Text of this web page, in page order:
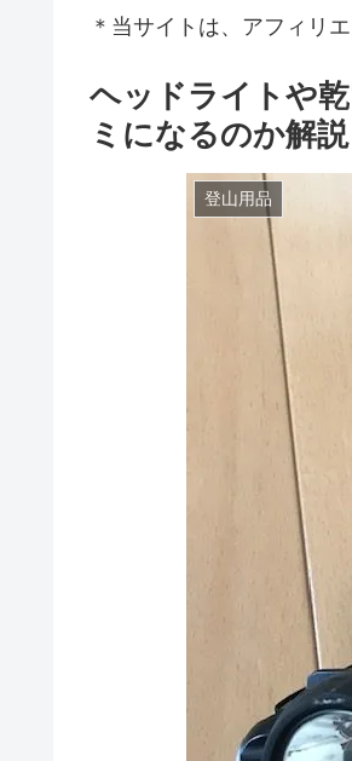
＊当サイトは、アフィリ
ヘッドライトや
ミになるのか解説
登山用品